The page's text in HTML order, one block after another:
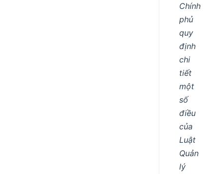
Chính
phủ
quy
định
chi
tiết
một
số
điều
của
Luật
Quản
lý